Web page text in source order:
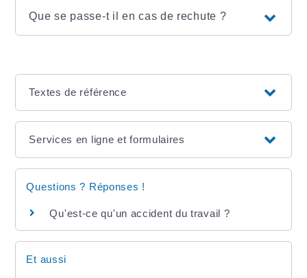
Que se passe-t il en cas de rechute ?
Textes de référence
Services en ligne et formulaires
Questions ? Réponses !
Qu'est-ce qu'un accident du travail ?
Et aussi